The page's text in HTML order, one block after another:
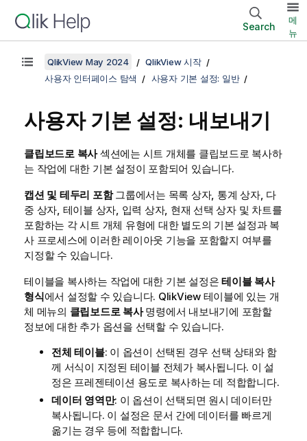
Search
메
뉴
QlikView May 2024
QlikView 시작
사용자 인터페이스 탐색
사용자 기본 설정: 일반
사용자 기본 설정: 내보내기
클립보드로 복사섹션에는 시트 개체를 클립보드로 복사하
는 작업에 대한 기본 설정이 포함되어 있습니다.
캡션 및 테두리 포함그룹에서는 목록 상자, 통계 상자, 다
중 상자, 테이블 상자, 입력 상자, 현재 선택 상자 및 차트를
포함하는 각 시트 개체 유형에 대한 별도의 기본 설정과 복
사 프로세스에 이러한 레이아웃 기능을 포함할지 여부를
지정할 수 있습니다.
테이블을 복사하는 작업에 대한 기본 설정은 테이블 복사
형식에서 설정할 수 있습니다. QlikView 테이블에 있는 개
체 메뉴의 클립보드로 복사명령에서 내보내기에 포함할
정보에 대한 추가 옵션을 선택할 수 있습니다.
전체 테이블: 이 옵션이 선택된 경우 선택 상태와 함
께 서식이 지정된 테이블 전체가 복사됩니다. 이 설
정은 프레젠테이션 용도로 복사하는 데 적합합니다.
데이터 영역만: 이 옵션이 선택되면 원시 데이터만
복사됩니다. 이 설정은 문서 간에 데이터를 빠르게
옮기는 경우 등에 적합합니다.